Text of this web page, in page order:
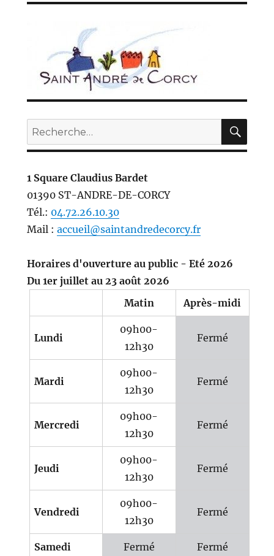
Recherche
pour :
1 Square Claudius Bardet
01390 ST-ANDRE-DE-CORCY
Tél.: 04.72.26.10.30
Mail : accueil@saintandredecorcy.fr
Horaires d'ouverture au public - Eté 2026
Du 1er juillet au 23 août 2026
Matin
Après-midi
Lundi
09h00-
12h30
Fermé
Mardi
09h00-
12h30
Fermé
Mercredi
09h00-
12h30
Fermé
Jeudi
09h00-
12h30
Fermé
Vendredi
09h00-
12h30
Fermé
Samedi Fermé Fermé